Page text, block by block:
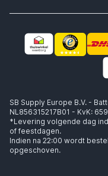
SB Supply Europe B.V. -
NL856315217B01 - KvK:
*Levering volgende dag
of feestdagen.
Indien na 22:00 wordt
opgeschoven.